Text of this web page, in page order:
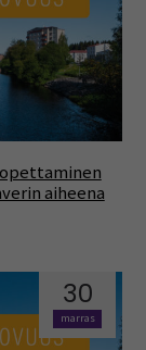
aiheena
30
marras